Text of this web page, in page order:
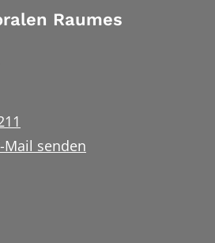
Raumes
Mail senden